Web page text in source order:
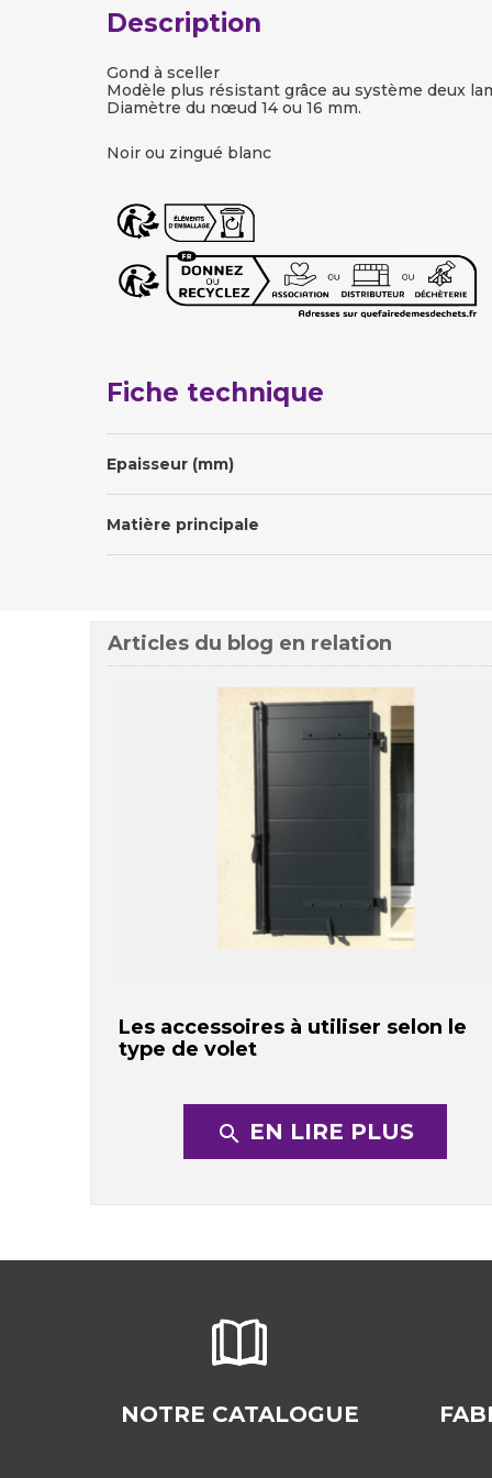
Description
Gond à sceller
Modèle plus résistant grâce au système deux
Diamètre du nœud 14 ou 16 mm.
Noir ou zingué blanc
Fiche technique
Epaisseur (mm)
Matière principale
Articles du blog en relation
Les accessoires à utiliser selon le
type de volet
search EN LIRE PLUS
NOTRE CATALOGUE